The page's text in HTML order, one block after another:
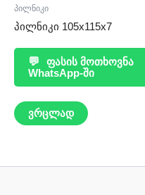
პილნიკი
პილნიკი 105x115x7
💬
ფასის მოთხოვნა
WhatsApp-ში
ვრცლად